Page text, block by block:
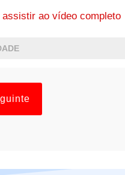
ao vídeo completo